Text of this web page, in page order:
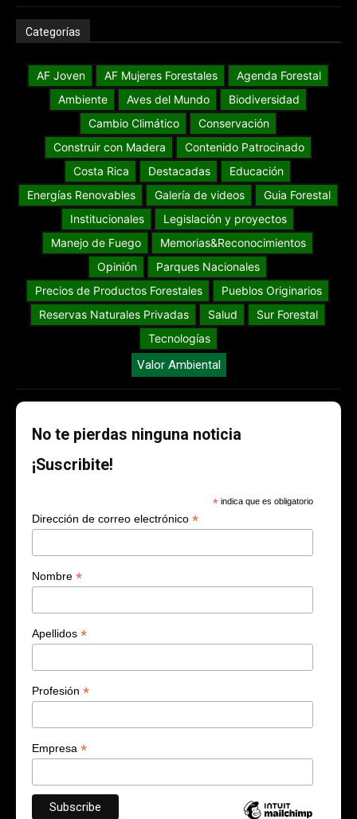
Categorías
AF Joven AF Mujeres Forestales
Agenda Forestal
Ambiente
Aves del Mundo
Biodiversidad
Cambio Climático
Conservación
Construir con Madera
Contenido Patrocinado
Costa Rica
Destacadas
Educación
Energías Renovables
Galería de videos
Guia Forestal
Institucionales
Legislación y proyectos
Manejo de Fuego
Memorias&Reconocimientos
Opinión
Parques Nacionales
Precios de Productos Forestales
Pueblos Originarios
Reservas Naturales Privadas
Salud
Sur Forestal
Tecnologías
Valor Ambiental
No te pierdas ninguna noticia
¡Suscribite!
* indica que es obligatorio
Dirección de correo electrónico *
Nombre *
Apellidos *
Profesión *
Empresa *